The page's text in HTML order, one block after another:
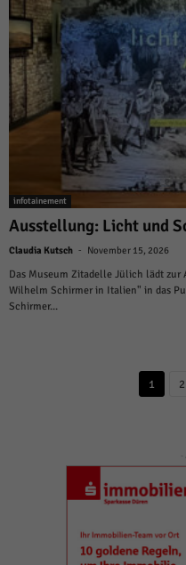
infotainement
Ausstellung: Licht und
Claudia Kutsch - November 15, 2026
Das Museum Zitadelle Jülich lädt
Wilhelm Schirmer in Italien" in das
Schirmer...
1 2
-